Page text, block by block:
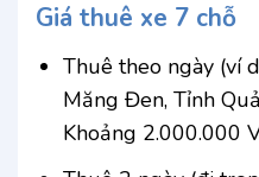
Giá thuê xe 7 chỗ
Thuê theo ngày (ví
Măng Đen, Tỉnh
Khoảng 2.000.000